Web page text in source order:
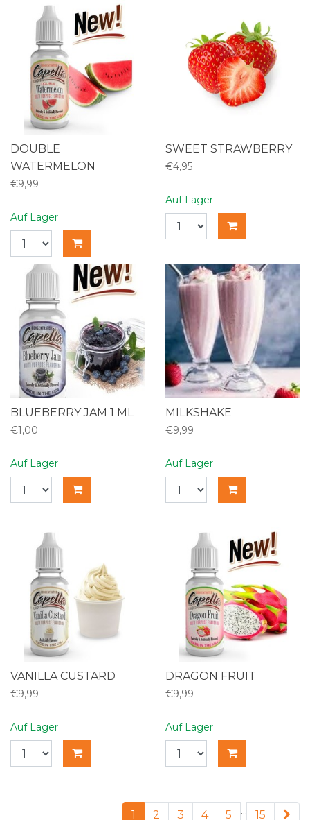
DOUBLE
WATERMELON
€9,99
Auf Lager
SWEET STRAWBERRY
€4,95
Auf Lager
BLUEBERRY JAM 1 ML
€1,00
Auf Lager
MILKSHAKE
€9,99
Auf Lager
VANILLA CUSTARD
€9,99
Auf Lager
DRAGON FRUIT
€9,99
Auf Lager
1 2 3 4 5 ... 15